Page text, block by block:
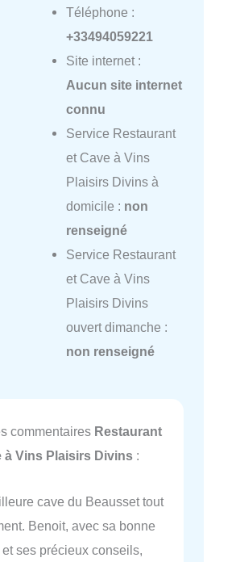
Téléphone :
+33494059221
Site internet :
Aucun site internet
connu
Service Restaurant
et Cave à Vins
Plaisirs Divins à
domicile : non
renseigné
Service Restaurant
et Cave à Vins
Plaisirs Divins
ouvert dimanche :
non renseigné
commentaires Restaurant
à Vins Plaisirs Divins :
cave du Beausset tout
Benoit, avec sa bonne
ses précieux conseils,